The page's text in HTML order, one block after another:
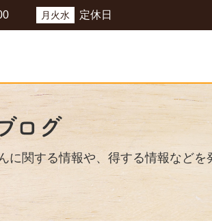
月火水 定休日
ログ
に関する情報や、得する情報などを